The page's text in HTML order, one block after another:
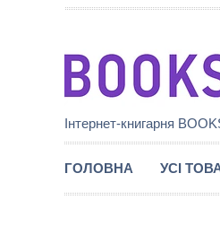
Інтернет-книгарня
ГОЛОВНА УСІ